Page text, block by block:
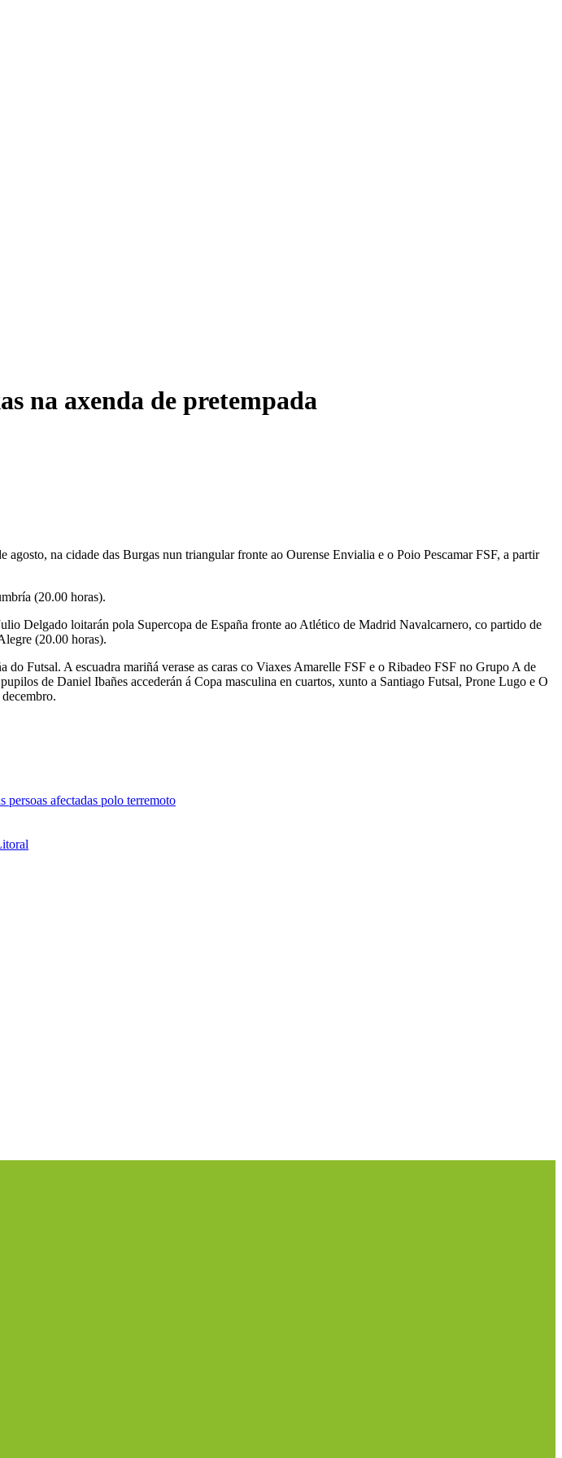
na axenda de pretempada
agosto, na cidade das Burgas nun triangular fronte ao Ourense Envialia e o Poio Pescamar FSF, a partir
(20.00 horas).
Delgado loitarán pola Supercopa de España fronte ao Atlético de Madrid Navalcarnero, co partido de
(20.00 horas).
Futsal. A escuadra mariñá verase as caras co Viaxes Amarelle FSF e o Ribadeo FSF no Grupo A de
de Daniel Ibañes accederán á Copa masculina en cuartos, xunto a Santiago Futsal, Prone Lugo e O
persoas afectadas polo terremoto